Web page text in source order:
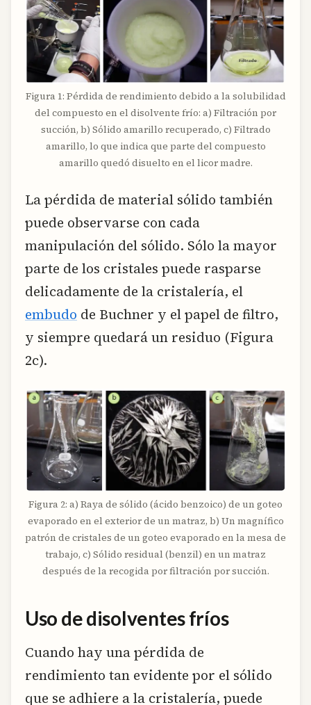
Figura 1: Pérdida de rendimiento debido a la solubilidad
del compuesto en el disolvente frío: a) Filtración por
succión, b) Sólido amarillo recuperado, c) Filtrado
amarillo, lo que indica que parte del compuesto
amarillo quedó disuelto en el licor madre.
La pérdida de material sólido también
puede observarse con cada
manipulación del sólido. Sólo la mayor
parte de los cristales puede rasparse
delicadamente de la cristalería, el
embudo de Buchner y el papel de filtro,
y siempre quedará un residuo (Figura
2c).
Figura 2: a) Raya de sólido (ácido benzoico) de un goteo
evaporado en el exterior de un matraz, b) Un magnífico
patrón de cristales de un goteo evaporado en la mesa de
trabajo, c) Sólido residual (benzil) en un matraz
después de la recogida por filtración por succión.
Uso de disolventes fríos
Cuando hay una pérdida de
rendimiento tan evidente por el sólido
que se adhiere a la cristalería, puede